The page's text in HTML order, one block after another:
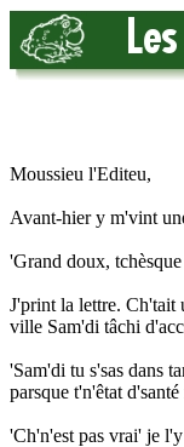
Moussieu l'Editeu,
Avant-hier y m'vint
'Grand doux,
J'print la lettre. Ch'tait
ville Sam'di tâchi
'Sam'di tu s'sas dans
parsque t'n'êtat
'Ch'n'est pas vrai' je